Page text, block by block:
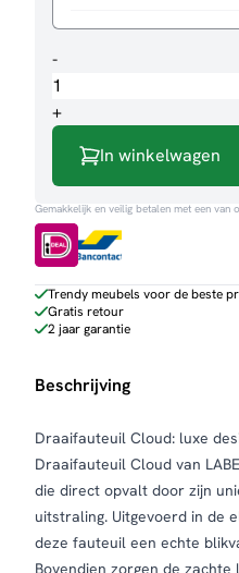
-Fauteuil
Cloud
aantal
+
In winkelwagen
Gemakkelijk en veilig betalen met een van
Trendy meubels voor de beste
Gratis retour
2 jaar garantie
Beschrijving
Draaifauteuil Cloud: luxe
Draaifauteuil Cloud van
die direct opvalt door zijn
uitstraling. Uitgevoerd in de
deze fauteuil een echte
Bovendien zorgen de